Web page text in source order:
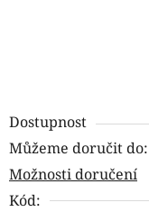
Dostupnost
Můžeme doručit do:
Možnosti doručení
Kód: